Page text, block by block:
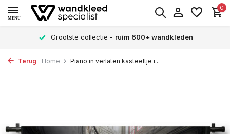
MENU
0
Grootste collectie - ruim 600+ wandkleden
Terug Home Piano in verlaten kasteeltje i...